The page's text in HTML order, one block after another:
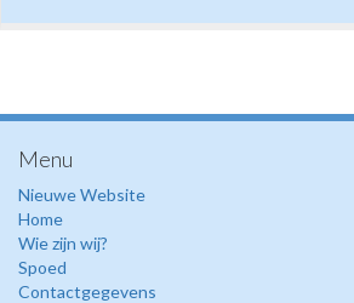
Menu
Nieuwe Website
Home
Wie zijn wij?
Spoed
Contactgegevens